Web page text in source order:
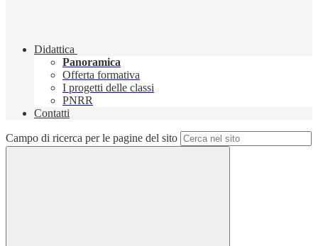
Didattica
Panoramica
Offerta formativa
I progetti delle classi
PNRR
Contatti
Campo di ricerca per le pagine del sito